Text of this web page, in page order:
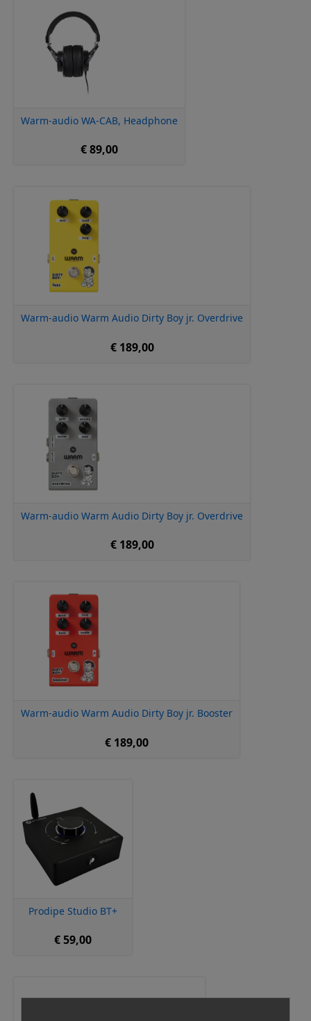
Warm-audio WA-CAB, Headphone
€ 89,00
Warm-audio Warm Audio Dirty Boy jr. Overdrive
€ 189,00
Warm-audio Warm Audio Dirty Boy jr. Overdrive
€ 189,00
Warm-audio Warm Audio Dirty Boy jr. Booster
€ 189,00
Prodipe Studio BT+
€ 59,00